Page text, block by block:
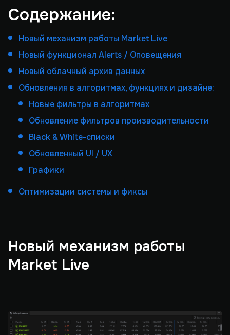
Содержание:
Новый механизм работы Market Live
Новый функционал Alerts / Оповещения
Новый облачный архив данных
Обновления в алгоритмах, функциях и дизайне:
Новые фильтры в алгоритмах
Обновление фильтров производительности
Black & White-списки
Обновленный UI / UX
Графики
Оптимизации системы и фиксы
Новый механизм работы
Market Live